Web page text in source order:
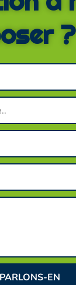
?
PARLONS-EN